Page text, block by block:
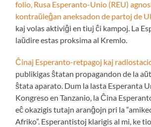
folio, Rusa Esperanto-Unio (REU)
kontraŭleĝan aneksadon de partoj de
kaj volas aktiviĝi en tiuj ĉi kampoj. La
laŭdire estas proksima al Kremlo.
Ĉinaj Esperanto-retpagoj kaj
publikigas ŝtatan propagandon de la
ŝtata aparato. Dum la lasta Esperanta
Kongreso en Tanzanio, la Ĉina
eĉ okazigis tutajn aranĝojn pri la
Afriko”. Esperantistoj klarigis al mi, ke